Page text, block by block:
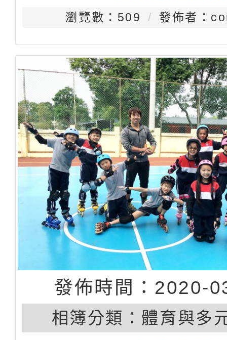
瀏覽數：509 發佈者：
發佈時間：2020-
相簿分類： 體育與多